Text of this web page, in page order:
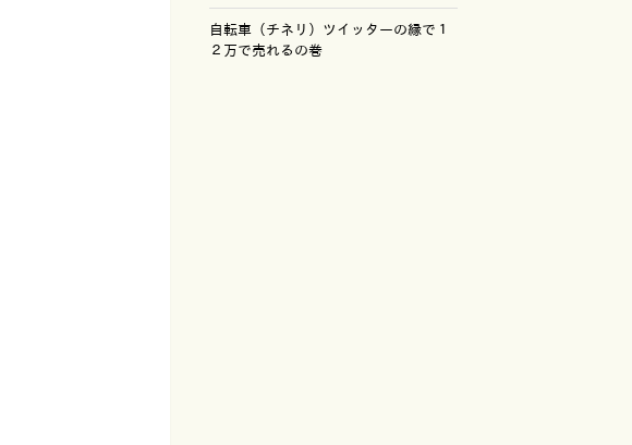
自転車（チネリ）ツイッターの縁で１
２万で売れるの巻